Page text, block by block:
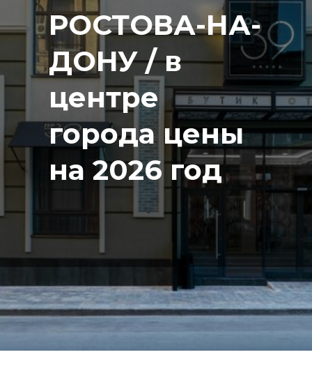
РОСТОВА-НА-
ДОНУ / в
центре
города цены
на 2026 год